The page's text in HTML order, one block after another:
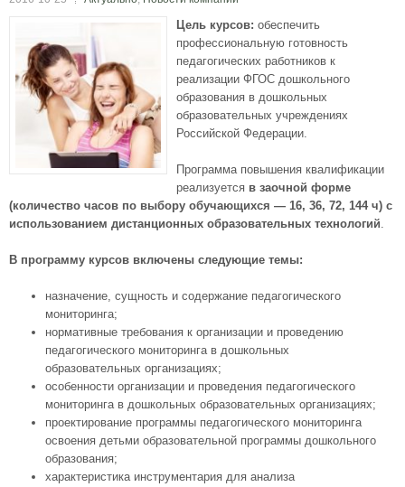
Цель курсов: обеспечить
профессиональную готовность
педагогических работников к
реализации ФГОС дошкольного
образования в дошкольных
образовательных учреждениях
Российской Федерации.
Программа повышения квалификации
реализуется в заочной форме
(количество часов по выбору обучающихся — 16, 36, 72, 144 ч) с
использованием дистанционных образовательных технологий.
В программу курсов включены следующие темы:
назначение, сущность и содержание педагогического
мониторинга;
нормативные требования к организации и проведению
педагогического мониторинга в дошкольных
образовательных организациях;
особенности организации и проведения педагогического
мониторинга в дошкольных образовательных организациях;
проектирование программы педагогического мониторинга
освоения детьми образовательной программы дошкольного
образования;
характеристика инструментария для анализа